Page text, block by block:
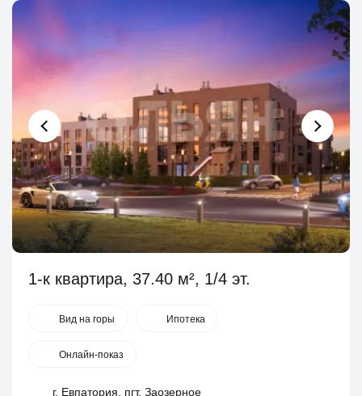
1-к квартира, 37.40 м², 1/4 эт.
Вид на горы Ипотека
Онлайн-показ
г. Евпатория. пгт. Заозерное